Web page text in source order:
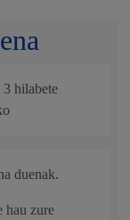
hilabete
duenak.
hau zure